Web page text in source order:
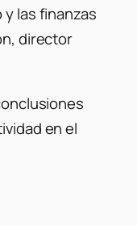
las finanzas
director
en el